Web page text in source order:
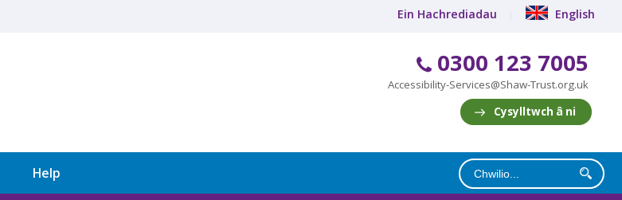
Ein Hachrediadau English
0300 123 7005
Accessibility-Services@Shaw-Trust.org.uk
Cysylltwch â ni
Help